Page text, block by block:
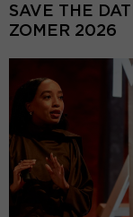
SAVE THE
ZOMER 2026